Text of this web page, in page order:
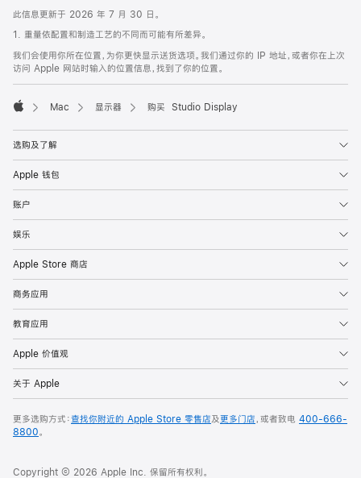
此信息更新于 2026 年 7 月 30 日。
1. 重量依配置和制造工艺的不同而可能有所差异。
我们会使用你所在位置，为你更快显示送货选项。我们通过你的 IP 地址，或者你在上次
访问 Apple 网站时输入的位置信息，找到了你的位置。
Mac 显示器 购买 Studio Display
选购及了解
Apple 钱包
账户
娱乐
Apple Store 商店
商务应用
教育应用
Apple 价值观
关于 Apple
更多选购方式：查找你附近的 Apple Store 零售店及更多门店，或者致电 400-666-
8800。
Copyright © 2026 Apple Inc. 保留所有权利。